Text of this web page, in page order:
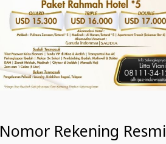
Nomor Rekening Resmi